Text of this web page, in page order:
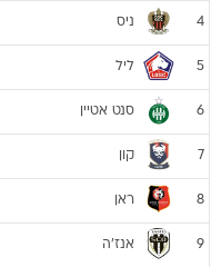
4 ניס
5 ליל
6 סנט אטיין
7 קון
8 ראן
9 אנז'ה